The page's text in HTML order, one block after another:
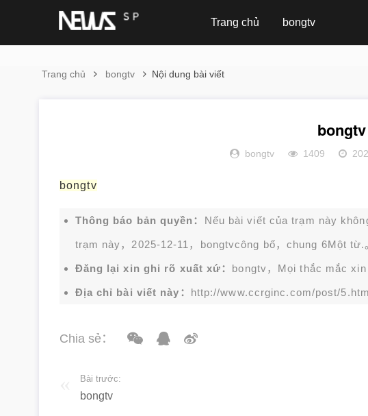
Trang chủ bongtv
Trang chủ bongtv Nội dung bài viết
bongtv
bongtv 1409
bongtv
Thông báo bản quyền： Nếu bài viết của trạm này
trạm này，2025-12-11， bongtvcông bố，chung 6Một từ.
Đăng lại xin ghi rõ xuất xứ： bongtv，Mọi thắc mắc
Địa chỉ bài viết này： http://www.ccrginc.com/post/
Chia sẻ：
Bài trước:
bongtv